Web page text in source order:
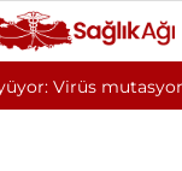
Yılın ilk 6